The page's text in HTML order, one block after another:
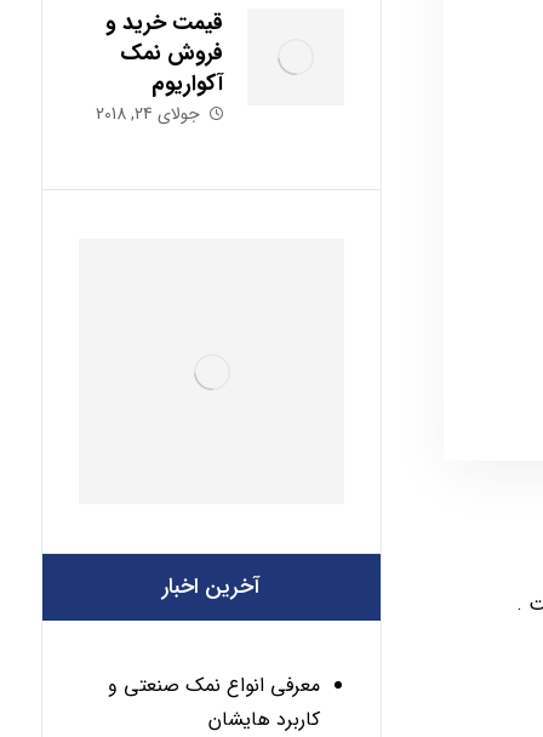
.
قیمت خرید و
فروش نمک
آکواریوم
جولای 24, 2018
آخرین اخبار
معرفی انواع نمک صنعتی و
کاربرد هایشان